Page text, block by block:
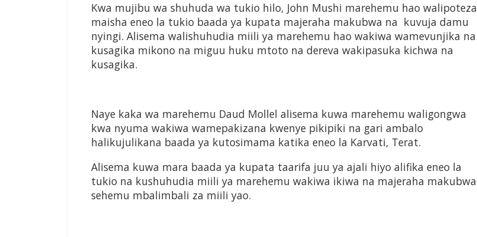
Kwa mujibu wa shuhuda wa tukio hilo, John Mushi marehemu hao walipoteza
maisha eneo la tukio baada ya kupata majeraha makubwa na kuvuja damu
nyingi. Alisema walishuhudia miili ya marehemu hao wakiwa wamevunjika na
kusagika mikono na miguu huku mtoto na dereva wakipasuka kichwa na
kusagika.
Naye kaka wa marehemu Daud Mollel alisema kuwa marehemu waligongwa
kwa nyuma wakiwa wamepakizana kwenye pikipiki na gari ambalo
halikujulikana baada ya kutosimama katika eneo la Karvati, Terat.
Alisema kuwa mara baada ya kupata taarifa juu ya ajali hiyo alifika eneo la
tukio na kushuhudia miili ya marehemu wakiwa ikiwa na majeraha makubwa
sehemu mbalimbali za miili yao.